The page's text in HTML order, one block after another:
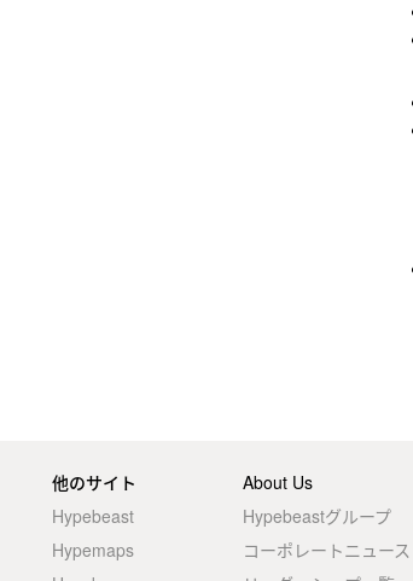
他のサイト
Hypebeast
Hypemaps
About Us
Hypebeastグループ
コーポレートニュース